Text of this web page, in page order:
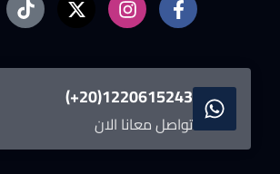
1220615243(20+)
تواصل معانا الان